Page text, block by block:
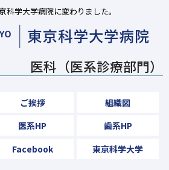
科学大学病院に変わりました。
医科（医系診療部門）
ご挨拶
組織図
医系HP
歯系HP
Facebook 東京科学大学